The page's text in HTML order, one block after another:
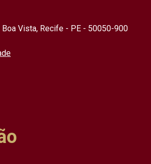
Boa Vista, Recife - PE - 50050-900